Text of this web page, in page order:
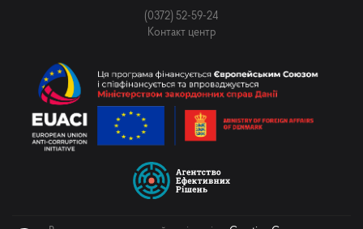
(0372) 52-59-24
Контакт центр